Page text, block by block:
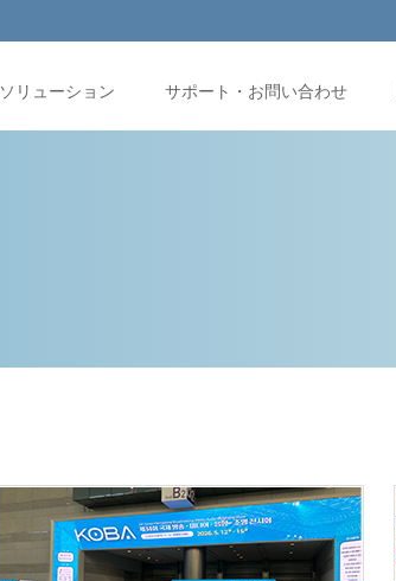
ソリューション サポート・お問い合わせ